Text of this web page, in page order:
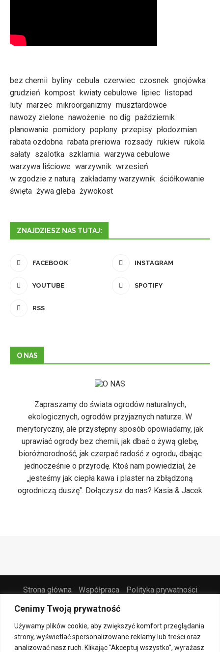
Cenimy Twoją prywatność
Używamy plików cookie, aby zwiększyć komfort przeglądania
strony, wyświetlać spersonalizowane reklamy lub treści oraz
analizować nasz ruch. Klikając "Akceptuj wszystko", wyrażasz
bez chemii byliny cebula czerwiec czosnek gnojówka
grudzień kompost kwiaty cebulowe lipiec listopad
luty marzec mikroorganizmy musztardowce
nawozy zielone nawożenie no dig październik
planowanie pomidory poplony przepisy płodozmian
rabata ozdobna rabata preriowa rozsady rukiew rukola
sałaty szalotka szklarnia warzywa cebulowe
warzywa liściowe warzywnik wrzesień
w zgodzie z naturą zakładamy warzywnik ściółkowanie
święta żywa gleba żywokost
ZNAJDZIESZ NAS TUTAJ:
FACEBOOK INSTAGRAM
YOUTUBE SPOTIFY
RSS
O NAS
Zapraszamy do świata ogrodów naturalnych,
ekologicznych, ogrodów przyjaznych naturze. W
merytoryczny, ale przystępny sposób opowiadamy, jak
uprawiać ogrody bez chemii, jak dbać o żywą glebę,
bioróżnorodność, jak czerpać radość z ogrodu, dbając
jednocześnie o przyrodę. Ktoś nam powiedział, że
„jesteśmy jak ciepła kawa i plaster na zbłądzoną
ogrodniczą duszę". Dołączysz do nas? Kasia & Jacek
Strona główna Współpraca
Polityka prywatności